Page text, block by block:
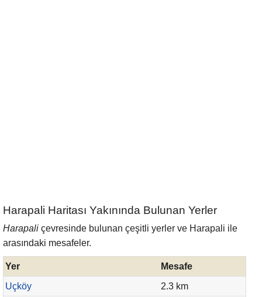
Harapali Haritası Yakınında Bulunan Yerler
Harapali çevresinde bulunan çeşitli yerler ve Harapali ile
arasındaki mesafeler.
Yer
Mesafe
Uçköy
2.3 km